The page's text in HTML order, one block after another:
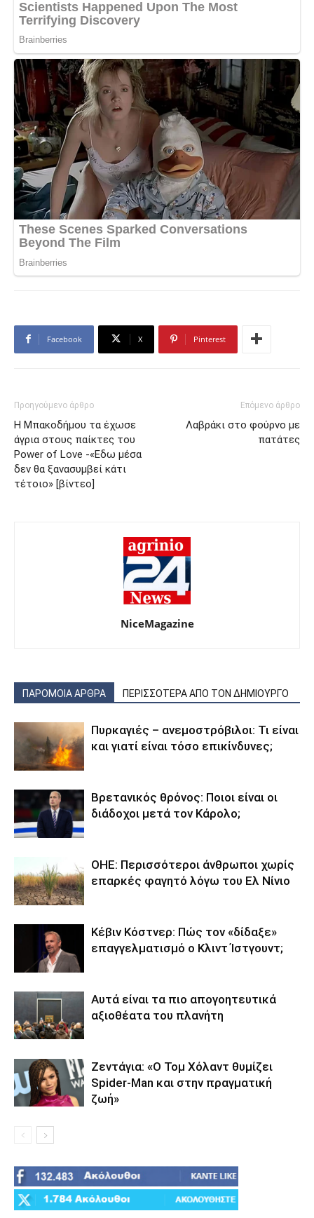
Facebook X Pinterest
Προηγούμενο άρθρο
Η Μπακοδήμου τα έχωσε
άγρια στους παίκτες του
Power of Love -«Εδω μέσα
δεν θα ξανασυμβεί κάτι
τέτοιο» [βίντεο]
Επόμενο άρθρο
Λαβράκι στο φούρνο με
πατάτες
NiceMagazine
ΠΑΡΟΜΟΙΑ ΑΡΘΡΑ ΠΕΡΙΣΣΟΤΕΡΑ ΑΠΟ ΤΟΝ ΔΗΜΙΟΥΡΓΟ
Πυρκαγιές – ανεμοστρόβιλοι: Τι είναι
και γιατί είναι τόσο επικίνδυνες;
Βρετανικός θρόνος: Ποιοι είναι οι
διάδοχοι μετά τον Κάρολο;
ΟΗΕ: Περισσότεροι άνθρωποι χωρίς
επαρκές φαγητό λόγω του Ελ Νίνιο
Κέβιν Κόστνερ: Πώς τον «δίδαξε»
επαγγελματισμό ο Κλιντ Ίστγουντ;
Αυτά είναι τα πιο απογοητευτικά
αξιοθέατα του πλανήτη
Ζεντάγια: «Ο Τομ Χόλαντ θυμίζει
Spider-Man και στην πραγματική
ζωή»